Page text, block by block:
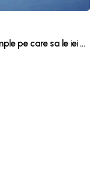
Ghid practic de la POLYPRO. 7 acțiuni simple pe care sa le iei pentru reducerea poluarii apei